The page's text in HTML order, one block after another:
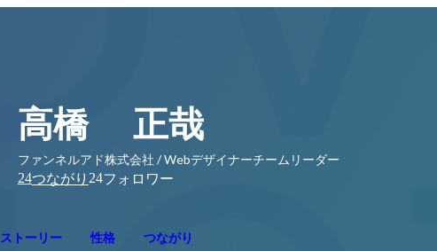
高橋 正哉
ファンネルアド株式会社 / Webデザイナーチームリーダー
24つながり 24フォロワー
ストーリー 性格 つながり